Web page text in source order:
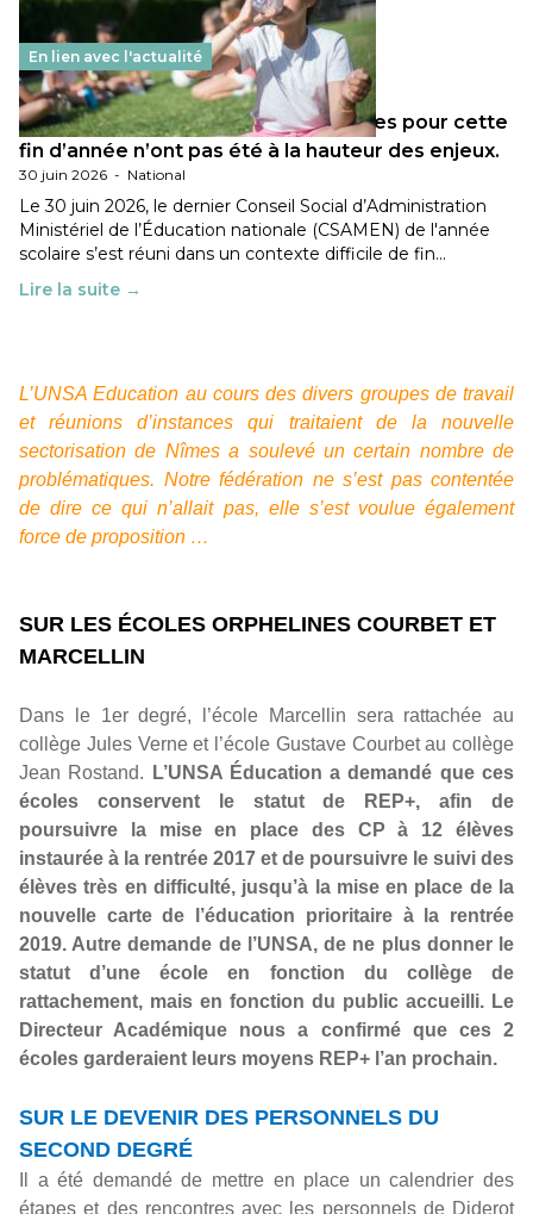
En lien avec l'actualité
Les décisions ministérielles attendues pour cette
fin d’année n’ont pas été à la hauteur des enjeux.
30 juin 2026 - National
Le 30 juin 2026, le dernier Conseil Social d’Administration
Ministériel de l’Éducation nationale (CSAMEN) de l'année
scolaire s’est réuni dans un contexte difficile de fin…
Lire la suite →
L’UNSA Education au cours des divers groupes de travail
et réunions d’instances qui traitaient de la nouvelle
sectorisation de Nîmes a soulevé un certain nombre de
problématiques. Notre fédération ne s’est pas contentée
de dire ce qui n’allait pas, elle s’est voulue également
force de proposition …
SUR LES ÉCOLES ORPHELINES COURBET ET
MARCELLIN
Dans le 1er degré, l’école Marcellin sera rattachée au
collège Jules Verne et l’école Gustave Courbet au collège
Jean Rostand.
L’UNSA Éducation a demandé que ces
écoles conservent le statut de REP+, afin de
poursuivre la mise en place des CP à 12 élèves
instaurée à la rentrée 2017 et de poursuivre le suivi des
élèves très en difficulté, jusqu’à la mise en place de la
nouvelle carte de l’éducation prioritaire à la rentrée
2019. Autre demande de l’UNSA, de ne plus donner le
statut d’une école en fonction du collège de
rattachement, mais en fonction du public accueilli. Le
Directeur Académique nous a confirmé que ces 2
écoles garderaient leurs moyens REP+ l’an prochain.
SUR LE DEVENIR DES PERSONNELS DU
SECOND DEGRÉ
Il a été demandé de mettre en place un calendrier des
étapes et des rencontres avec les personnels de Diderot